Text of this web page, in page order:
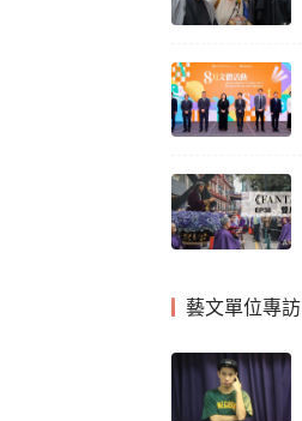
藝文單位專訪